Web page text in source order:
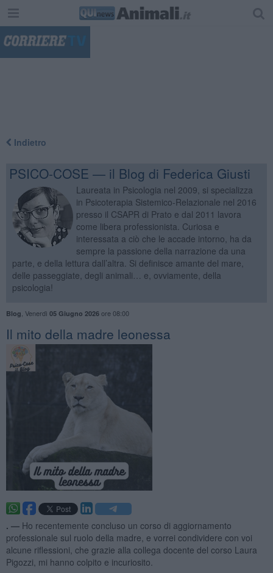
Indietro
PSICO-COSE — il Blog di Federica Giusti
Laureata in Psicologia nel 2009, si specializza
in Psicoterapia Sistemico-Relazionale nel 2016
presso il CSAPR di Prato e dal 2011 lavora
come libera professionista. Curiosa e
interessata a ciò che le accade intorno, ha da
sempre la passione della narrazione da una
parte, e della lettura dall’altra. Si definisce amante del mare,
delle passeggiate, degli animali… e, ovviamente, della
psicologia!
Blog Venerdì 05 Giugno 2026ore 08:00
​Il mito della madre leonessa
. — Ho recentemente concluso un corso di aggiornamento
professionale sul ruolo della madre, e vorrei condividere con voi
alcune riflessioni, che grazie alla collega docente del corso Laura
Pigozzi, mi hanno colpito e incuriosito.